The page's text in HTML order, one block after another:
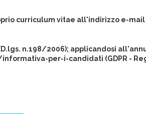
curriculum vitae all'indirizzo e-mail
n.198/2006); applicandosi
per-i-candidati (GDPR -